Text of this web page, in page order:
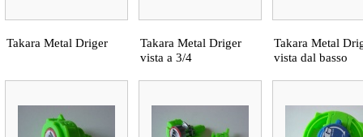
Takara Metal Driger
Takara Metal Driger
vista a 3/4
Takara Metal
vista dal basso